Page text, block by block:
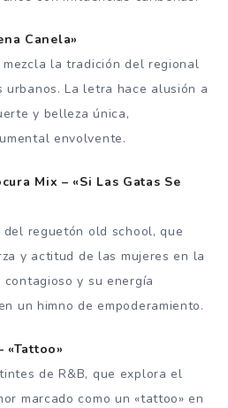
Canela»
la tradición del regional
urbanos. La letra hace alusión a
y belleza única,
envolvente.
Mix – «Si Las Gatas Se
reguetón old school, que
y actitud de las mujeres en la
y su energía
un himno de empoderamiento.
«Tattoo»
de R&B, que explora el
marcado como un «tattoo» en